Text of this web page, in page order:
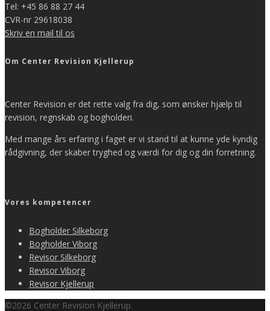
Tel: +45 86 88 27 44
CVR-nr 29618038
Skriv en mail til os
Om Center Revision Kjellerup
Center Revision er det rette valg fra dig, som ønsker hjælp til
revision, regnskab og bogholderi.
Med mange års erfaring i faget er vi stand til at kunne yde kyndig
rådgivning, der skaber tryghed og værdi for dig og din forretning.
Vores kompetencer
Bogholder Silkeborg
Bogholder Viborg
Revisor Silkeborg
Revisor Viborg
Revisor Kjellerup
©2026 Center Revision Kjellerup.